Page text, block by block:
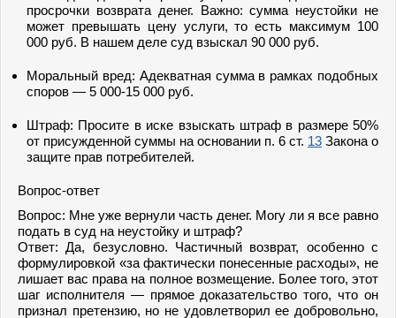
просрочки возврата денег. Важно: сумма неустойки не
может превышать цену услуги, то есть максимум 100
000 руб. В нашем деле суд взыскал 90 000 руб.
Моральный вред: Адекватная сумма в рамках подобных
споров — 5 000-15 000 руб.
Штраф: Просите в иске взыскать штраф в размере 50%
от присужденной суммы на основании п. 6 ст. 13 Закона о
защите прав потребителей.
Вопрос-ответ
Вопрос: Мне уже вернули часть денег. Могу ли я все равно
подать в суд на неустойку и штраф?
Ответ: Да, безусловно. Частичный возврат, особенно с
формулировкой «за фактически понесенные расходы», не
лишает вас права на полное возмещение. Более того, этот
шаг исполнителя — прямое доказательство того, что он
признал претензию, но не удовлетворил ее добровольно,